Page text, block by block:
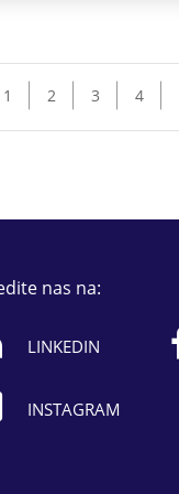
1 2 3 4
nas na:
LINKEDIN
INSTAGRAM